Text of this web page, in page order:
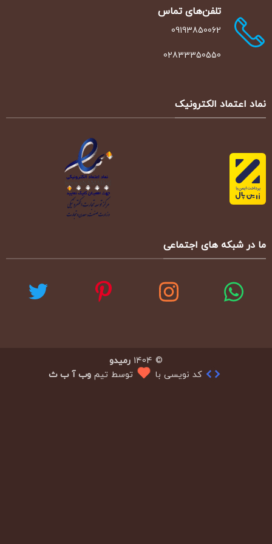
تلفن‌‌های تماس
09193850062
02833350550
نماد اعتماد الکترونیک
ما در شبکه های اجتماعی
© 1404
رمیدو
کد نویسی با
توسط تیم وب آ ب ث